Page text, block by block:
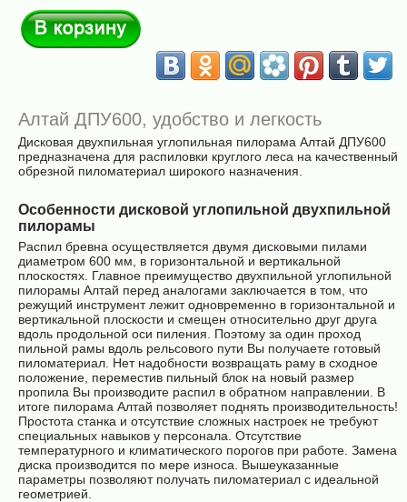
Алтай ДПУ600, удобство и легкость
Дисковая двухпильная углопильная пилорама Алтай ДПУ600
предназначена для распиловки круглого леса на качественный
обрезной пиломатериал широкого назначения.
Особенности дисковой углопильной двухпильной
пилорамы
Распил бревна осуществляется двумя дисковыми пилами
диаметром 600 мм, в горизонтальной и вертикальной
плоскостях. Главное преимущество двухпильной углопильной
пилорамы Алтай перед аналогами заключается в том, что
режущий инструмент лежит одновременно в горизонтальной и
вертикальной плоскости и смещен относительно друг друга
вдоль продольной оси пиления. Поэтому за один проход
пильной рамы вдоль рельсового пути Вы получаете готовый
пиломатериал. Нет надобности возвращать раму в сходное
положение, переместив пильный блок на новый размер
пропила Вы производите распил в обратном направлении. В
итоге пилорама Алтай позволяет поднять производительность!
Простота станка и отсутствие сложных настроек не требуют
специальных навыков у персонала. Отсутствие
температурного и климатического порогов при работе. Замена
диска производится по мере износа. Вышеуказанные
параметры позволяют получать пиломатериал с идеальной
геометрией.